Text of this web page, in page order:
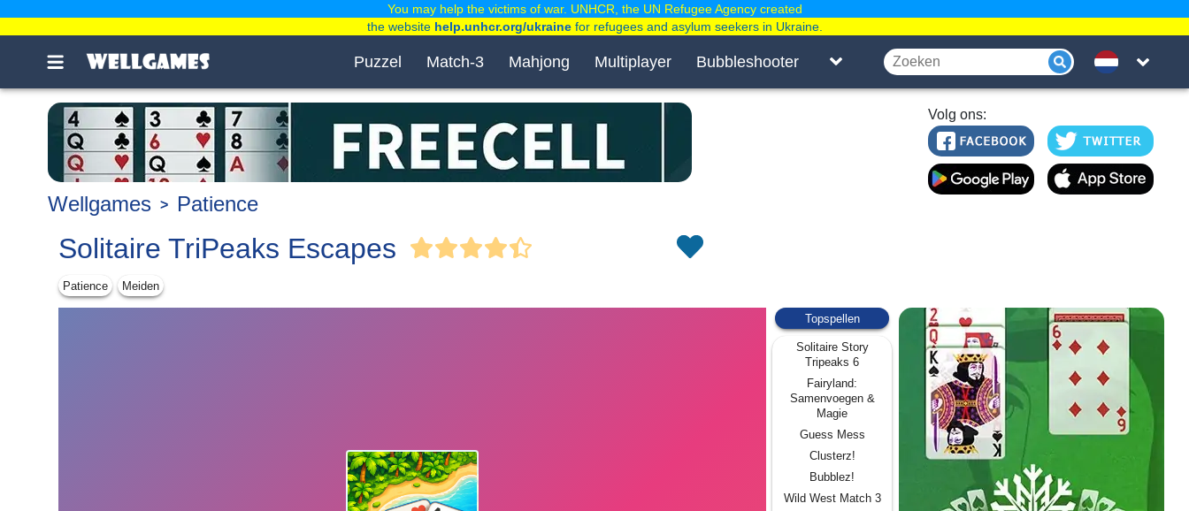
Puzzel Match-3 Mahjong Multiplayer Bubbleshooter
Volg ons:
Wellgames Patience
Solitaire TriPeaks Escapes
Patience Meiden
Topspellen
Solitaire Story
Tripeaks 6
Fairyland:
Samenvoegen &
Magie
Guess Mess
Clusterz!
Bubblez!
Wild West Match 3
You may help the victims of war. UNHCR, the UN Refugee Agency created
the website help.unhcr.org/ukrainefor refugees and asylum seekers in Ukraine.